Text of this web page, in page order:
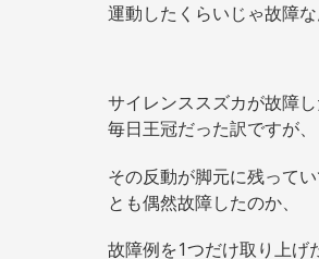
運動したくらいじゃ故障
サイレンススズカが故障
毎日王冠だった訳ですが、
その反動が脚元に残って
とも偶然故障したのか、
故障例を1つだけ取り上げ